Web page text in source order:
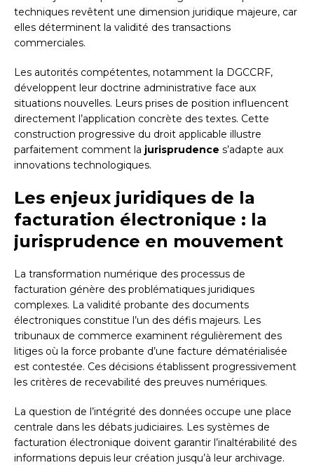
techniques revêtent une dimension juridique majeure, car
elles déterminent la validité des transactions
commerciales.
Les autorités compétentes, notamment la DGCCRF,
développent leur doctrine administrative face aux
situations nouvelles. Leurs prises de position influencent
directement l’application concrète des textes. Cette
construction progressive du droit applicable illustre
parfaitement comment la jurisprudence s’adapte aux
innovations technologiques.
Les enjeux juridiques de la
facturation électronique : la
jurisprudence en mouvement
La transformation numérique des processus de
facturation génère des problématiques juridiques
complexes. La validité probante des documents
électroniques constitue l’un des défis majeurs. Les
tribunaux de commerce examinent régulièrement des
litiges où la force probante d’une facture dématérialisée
est contestée. Ces décisions établissent progressivement
les critères de recevabilité des preuves numériques.
La question de l’intégrité des données occupe une place
centrale dans les débats judiciaires. Les systèmes de
facturation électronique doivent garantir l’inaltérabilité des
informations depuis leur création jusqu’à leur archivage.